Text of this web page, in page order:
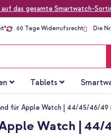
das gesamte Smartwatch-
60 Tage Widerrufsrecht Die
Tablets
für Apple Watch | 44/45/46/49
Watch | 44/